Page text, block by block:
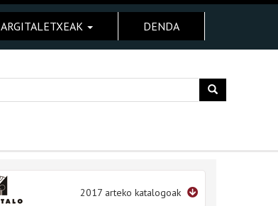
ARGITALETXEAK DENDA
2017 arteko katalogoak